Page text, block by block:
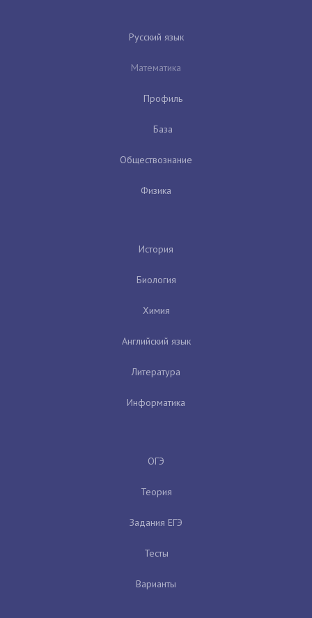
Русский язык
Математика
Профиль
База
Обществознание
Физика
История
Биология
Химия
Английский язык
Литература
Информатика
ОГЭ
Теория
Задания ЕГЭ
Тесты
Варианты